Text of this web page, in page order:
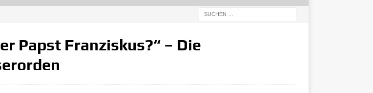
Papst Franziskus?“ – Die